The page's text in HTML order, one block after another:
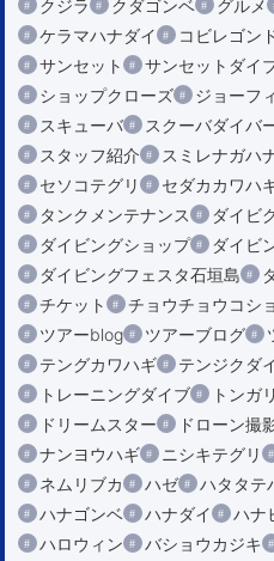
クジラ
クダゴンベ グルメ
ケラマハナダイ
コビレゴン
サンセット
サンセットダイ
ショップクローズ
ジョーフ
スキューバ
スクーバダイバ
スタッフ紹介
スミレナガハ
セソコテグリ
セダカカワハ
タンクメンテナンス
ダイビ
ダイビングショップ
ダイビ
ダイビングフェスタ石垣島
チケット
チョウチョウコシ
ツアーblog
ツアーブログ
テングカワハギ
テンジクダ
トレーニングダイブ
トンガ
ドリームスター
ドローン撮
ナンヨウハギ
ニシキテグリ
ネムリブカ
ハゼ ハタタテ
ハナゴンベ
ハナダイ ハナ
ハロウィン
バショウカジキ